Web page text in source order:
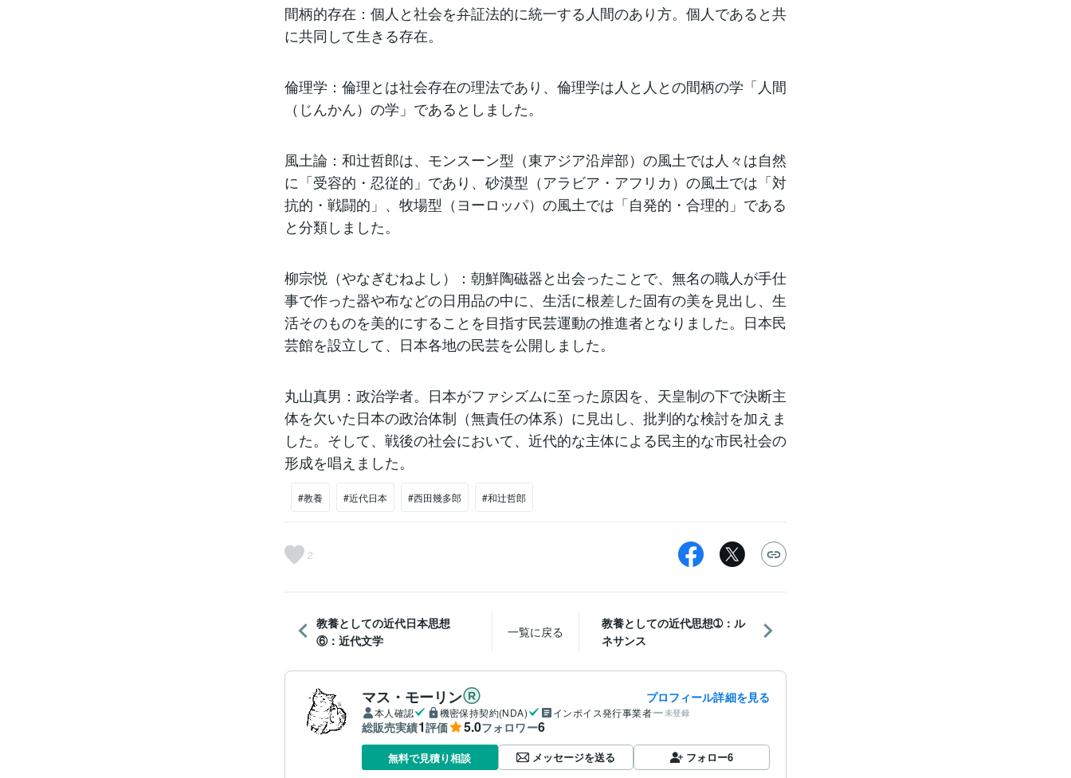
間柄的存在：個人と社会を弁証法的に統一する人間のあり方。個人であると共
に共同して生きる存在。
倫理学：倫理とは社会存在の理法であり、倫理学は人と人との間柄の学「人間
（じんかん）の学」であるとしました。
風土論：和辻哲郎は、モンスーン型（東アジア沿岸部）の風土では人々は自然
に「受容的・忍従的」であり、砂漠型（アラビア・アフリカ）の風土では「対
抗的・戦闘的」、牧場型（ヨーロッパ）の風土では「自発的・合理的」である
と分類しました。
柳宗悦（やなぎむねよし）：朝鮮陶磁器と出会ったことで、無名の職人が手仕
事で作った器や布などの日用品の中に、生活に根差した固有の美を見出し、生
活そのものを美的にすることを目指す民芸運動の推進者となりました。日本民
芸館を設立して、日本各地の民芸を公開しました。
丸山真男：政治学者。日本がファシズムに至った原因を、天皇制の下で決断主
体を欠いた日本の政治体制（無責任の体系）に見出し、批判的な検討を加えま
した。そして、戦後の社会において、近代的な主体による民主的な市民社会の
形成を唱えました。
#教養 #近代日本 #西田幾多郎 #和辻哲郎
2
教養としての近代日本思想
⑥：近代文学
一覧に戻る
教養としての近代思想➀：ル
ネサンス
マス・モーリン プロフィール詳細を見る
本人確認 機密保持契約(NDA) インボイス発行事業者 未登録
総販売実績1評価 5.0フォロワー6
無料で見積り相談 メッセージを送る フォロー6